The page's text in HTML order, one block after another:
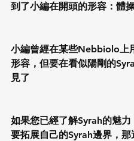
到了小編在開頭的形容：體
小編曾經在某些Nebbiolo上
形容，但要在看似陽剛的
見了
如果您已經了解Syrah的魅
要拓展自己的Syrah邊界，